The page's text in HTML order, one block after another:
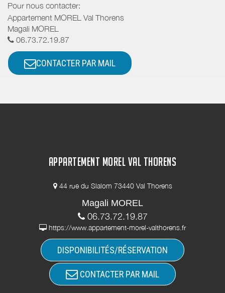
Pour nous contacter:
Appartement MOREL Val Thorens
Magali MOREL
06.73.72.19.87
CONTACTER PAR MAIL
APPARTEMENT MOREL VAL THORENS
44 rue du Slalom 73440 Val Thorens
Magali MOREL
06.73.72.19.87
https://www.appartement-morel-valthorens.fr
DISPONIBILITÉS/RÉSERVATION
CONTACTER PAR MAIL